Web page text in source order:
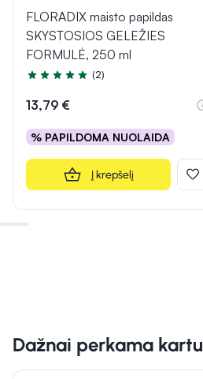
FLORADIX maisto papildas
SKYSTOSIOS GELEŽIES
FORMULĖ, 250 ml
Įvertinimas 5.0 iš 5
(2)
13,79 €
% PAPILDOMA NUOLAIDA
Į krepšelį
Dažnai perkama kartu